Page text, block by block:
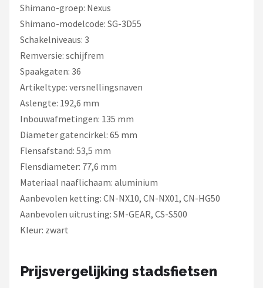
Shimano
Cortina
Alle merken →
Shimano-groep: Nexus
Shimano-modelcode: SG-3D55
Schakelniveaus: 3
Remversie: schijfrem
Spaakgaten: 36
Artikeltype: versnellingsnaven
Aslengte: 192,6 mm
Inbouwafmetingen: 135 mm
Diameter gatencirkel: 65 mm
Flensafstand: 53,5 mm
Flensdiameter: 77,6 mm
Materiaal naaflichaam: aluminium
Aanbevolen ketting: CN-NX10, CN-NX01, CN-HG50
Aanbevolen uitrusting: SM-GEAR, CS-S500
Kleur: zwart
Prijsvergelijking stadsfietsen